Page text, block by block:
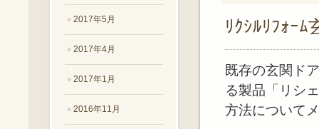
2017年5月
2017年4月
2017年1月
2016年11月
ﾘｸｼﾙﾘﾌｫｰﾑ
既存の玄関ド
る製品「リシ
方法について